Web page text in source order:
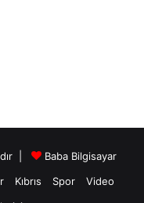
|
Baba Bilgisayar
Kıbrıs Spor
Video